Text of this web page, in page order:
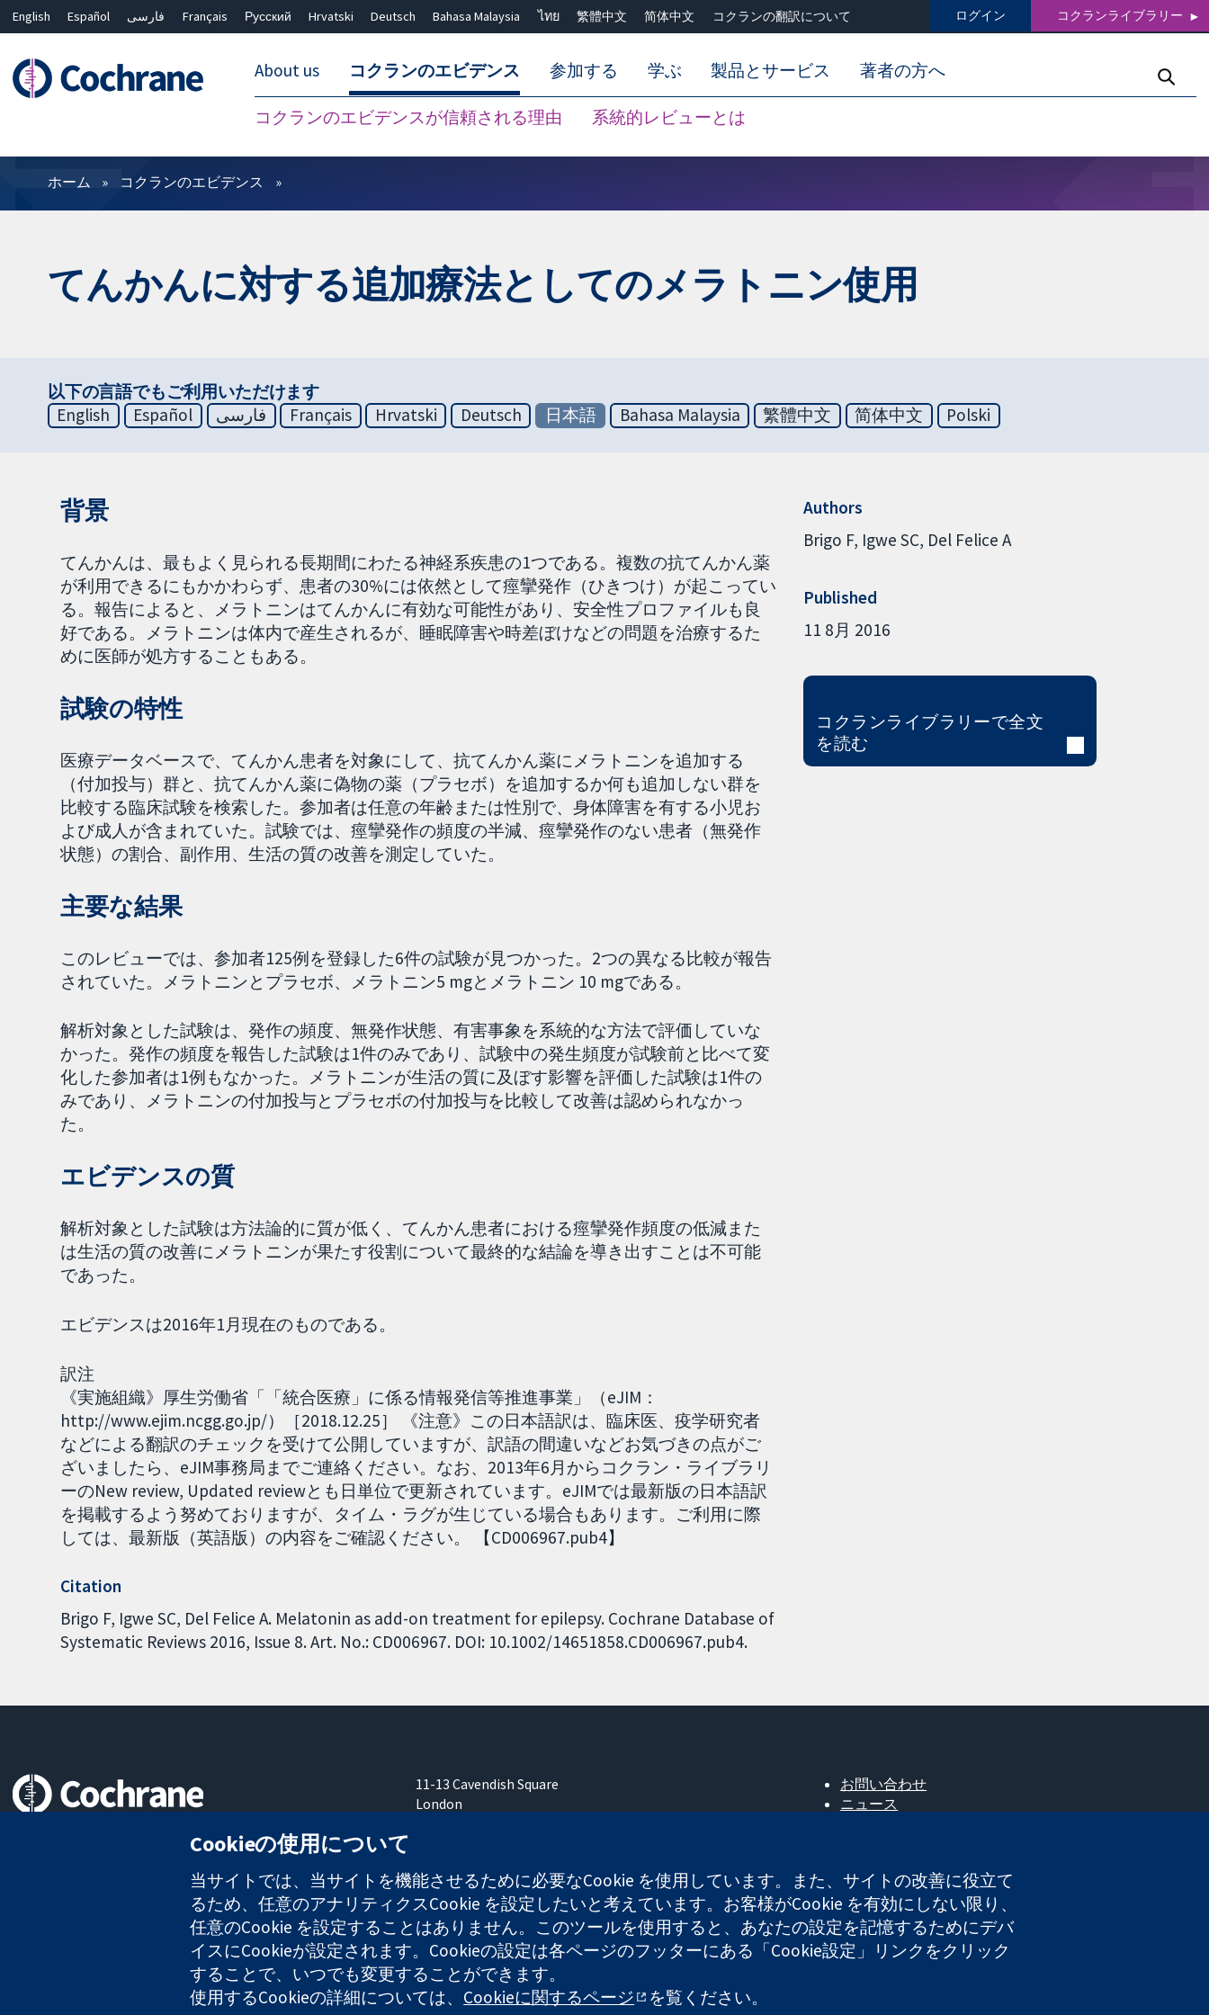
English Español فارسی Français Русский Hrvatski Deutsch Bahasa Malaysia ไทย 繁體中文 简体中文 コクランの翻訳について ログイン コクランライブラリー
About us コクランのエビデンス
コクランのエビデンスが信頼される理由 系統的レビューとは
参加する 学ぶ 製品とサービス 著者の方へ
フィルター
ホーム コクランのエビデンス
てんかんに対する追加療法としてのメラトニン使用
以下の言語でもご利用いただけます
English
Español فارسی Français Hrvatski Deutsch 日本語 Bahasa Malaysia 繁體中文 简体中文 Polski
背景
てんかんは、最もよく見られる長期間にわたる神経系疾患の1つである。複数の抗てんかん薬
が利用できるにもかかわらず、患者の30%には依然として痙攣発作（ひきつけ）が起こってい
る。報告によると、メラトニンはてんかんに有効な可能性があり、安全性プロファイルも良
好である。メラトニンは体内で産生されるが、睡眠障害や時差ぼけなどの問題を治療するた
めに医師が処方することもある。
試験の特性
医療データベースで、てんかん患者を対象にして、抗てんかん薬にメラトニンを追加する
（付加投与）群と、抗てんかん薬に偽物の薬（プラセボ）を追加するか何も追加しない群を
比較する臨床試験を検索した。参加者は任意の年齢または性別で、身体障害を有する小児お
よび成人が含まれていた。試験では、痙攣発作の頻度の半減、痙攣発作のない患者（無発作
状態）の割合、副作用、生活の質の改善を測定していた。
主要な結果
このレビューでは、参加者125例を登録した6件の試験が見つかった。2つの異なる比較が報告
されていた。メラトニンとプラセボ、メラトニン5 mgとメラトニン 10 mgである。
解析対象とした試験は、発作の頻度、無発作状態、有害事象を系統的な方法で評価していな
かった。発作の頻度を報告した試験は1件のみであり、試験中の発生頻度が試験前と比べて変
化した参加者は1例もなかった。メラトニンが生活の質に及ぼす影響を評価した試験は1件の
みであり、メラトニンの付加投与とプラセボの付加投与を比較して改善は認められなかっ
た。
エビデンスの質
解析対象とした試験は方法論的に質が低く、てんかん患者における痙攣発作頻度の低減また
は生活の質の改善にメラトニンが果たす役割について最終的な結論を導き出すことは不可能
であった。
エビデンスは2016年1月現在のものである。
訳注
《実施組織》厚生労働省「「統合医療」に係る情報発信等推進事業」（eJIM：
http://www.ejim.ncgg.go.jp/）［2018.12.25］ 《注意》この日本語訳は、臨床医、疫学研究者
などによる翻訳のチェックを受けて公開していますが、訳語の間違いなどお気づきの点がご
ざいましたら、eJIM事務局までご連絡ください。なお、2013年6月からコクラン・ライブラリ
ーのNew review, Updated reviewとも日単位で更新されています。eJIMでは最新版の日本語訳
を掲載するよう努めておりますが、タイム・ラグが生じている場合もあります。ご利用に際
しては、最新版（英語版）の内容をご確認ください。 【CD006967.pub4】
Citation
Brigo F, Igwe SC, Del Felice A. Melatonin as add-on treatment for epilepsy. Cochrane Database of
Systematic Reviews 2016, Issue 8. Art. No.: CD006967. DOI: 10.1002/14651858.CD006967.pub4.
Authors
Brigo F Igwe SC Del Felice A
Published
11 8月 2016
コクランライブラリーで全文
を読む
情報に基づく意思決定により
11-13 Cavendish Square
London
お問い合わせ
ニュース
Cochrane Library
コクラン・コラボレーションは、イングランド及びウェールズに登録された慈善団体（登録番号 1045921）および保証有限責任会社（登録番号 03044323）です。付加価値税登録番号 GB 718
Copyright © 2026 The Cochrane Collaboration ウェブサイト利用規約
Cookieの使用について
当サイトでは、当サイトを機能させるために必要なCookie を使用しています。また、サイトの改善に役立て
るため、任意のアナリティクスCookie を設定したいと考えています。お客様がCookie を有効にしない限り、
任意のCookie を設定することはありません。このツールを使用すると、あなたの設定を記憶するためにデバ
イスにCookieが設定されます。Cookieの設定は各ページのフッターにある「Cookie設定」リンクをクリック
することで、いつでも変更することができます。
使用するCookieの詳細については、 Cookieに関するページ を覧ください。